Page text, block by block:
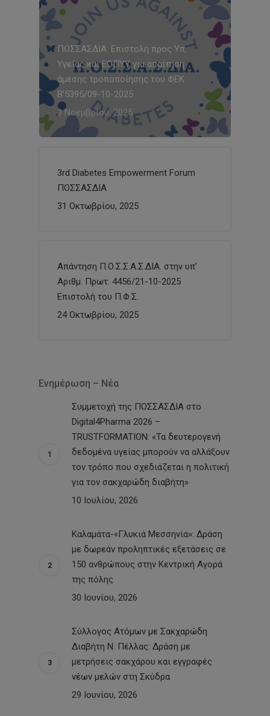
ΠΟΣΣΑΣΔΙΑ: Επιστολή προς Υπ.
Υγείας και ΕΟΠΥΥ για απαίτηση
άμεσης τροποποίησης του ΦΕΚ
Β’5395/09-10-2025
3 Νοεμβρίου, 2025
3rd Diabetes Empowerment Forum
ΠΟΣΣΑΣΔΙΑ
31 Οκτωβρίου, 2025
Απάντηση Π.Ο.Σ.Σ.Α.Σ.ΔΙΑ. στην υπ’
Αριθμ. Πρωτ. 4456/21-10-2025
Επιστολή του Π.Φ.Σ.
24 Οκτωβρίου, 2025
Ενημέρωση – Νέα
Συμμετοχή της ΠΟΣΣΑΣΔΙΑ στο
Digital4Pharma 2026 –
TRUSTFORMATION: «Τα δευτερογενή
δεδομένα υγείας μπορούν να αλλάξουν
τον τρόπο που σχεδιάζεται η πολιτική
για τον σακχαρώδη διαβήτη»
10 Ιουλίου, 2026
Καλαμάτα-«Γλυκιά Μεσσηνία»: Δράση
με δωρεάν προληπτικές εξετάσεις σε
150 ανθρώπους στην Κεντρική Αγορά
της πόλης
30 Ιουνίου, 2026
Σύλλογος Ατόμων με Σακχαρώδη
Διαβήτη Ν. Πέλλας: Δράση με
μετρήσεις σακχάρου και εγγραφές
νέων μελών στη Σκύδρα
29 Ιουνίου, 2026